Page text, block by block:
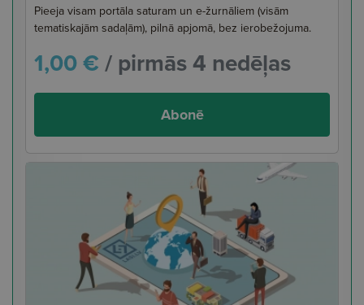
Pieeja visam portāla saturam un e-žurnāliem (visām
tematiskajām sadaļām), pilnā apjomā, bez ierobežojuma.
1,00 € / pirmās 4 nedēļas
Abonē